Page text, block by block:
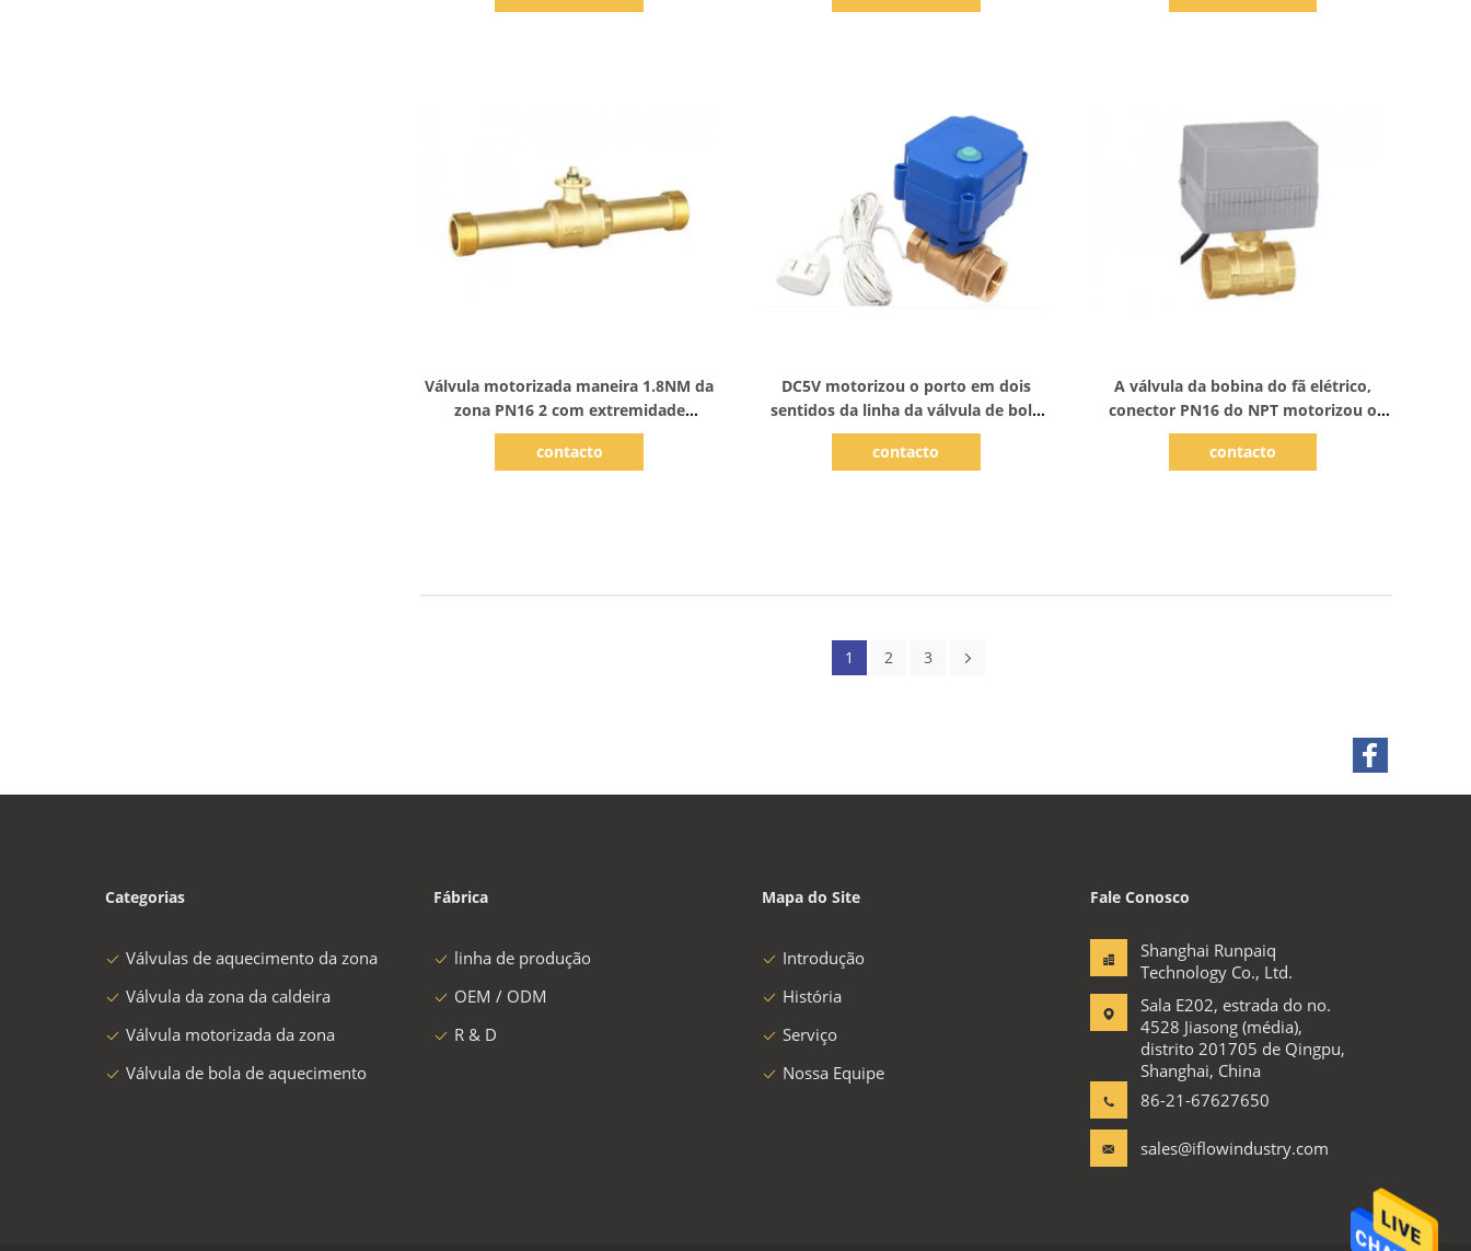
Válvula motorizada maneira 1.8NM da
zona PN16 2 com extremidade
rosqueada
contacto
DC5V motorizou o porto em dois
sentidos da linha da válvula de bola
para o aquecimento Underfloor
contacto
A válvula da bobina do fã elétrico,
conector PN16 do NPT motorizou o
bronze da válvula de controle
contacto
1 2 3
Categorias
Válvulas de aquecimento da zona
Válvula da zona da caldeira
Válvula motorizada da zona
Válvula de bola de aquecimento
Fábrica
linha de produção
OEM / ODM
R & D
Mapa do Site
Introdução
História
Serviço
Nossa Equipe
Fale Conosco
Shanghai Runpaiq
Technology Co., Ltd.
Sala E202, estrada do no.
4528 Jiasong (média),
distrito 201705 de Qingpu,
Shanghai, China
86-21-67627650
sales@iflowindustry.com